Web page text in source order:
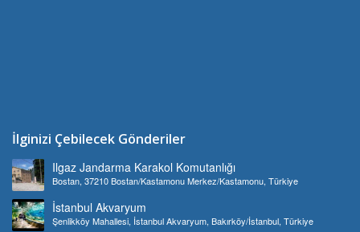
İlginizi Çebilecek Gönderiler
Ilgaz Jandarma Karakol Komutanlığı
Bostan, 37210 Bostan/Kastamonu Merkez/Kastamonu, Türkiye
İstanbul Akvaryum
Şenlikköy Mahallesi, İstanbul Akvaryum, Bakırköy/İstanbul, Türkiye